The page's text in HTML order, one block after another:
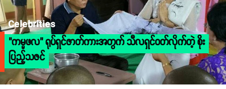
Celebrities
"ကမ္မဖလ" ရုပ်ရှင်ဇာတ်ကားအတွက် သီလရှင်ဝတ်လိုက်တဲ့ စိုး
ပြည့်သဇင်